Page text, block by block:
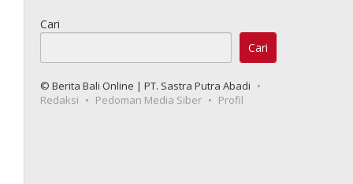
Cari
Cari
© Berita Bali Online | PT. Sastra Putra Abadi
Redaksi
Pedoman Media Siber Profil